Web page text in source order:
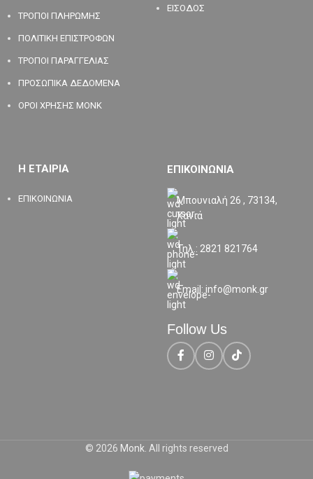
ΤΡΟΠΟΙ ΠΛΗΡΩΜΗΣ
ΠΟΛΙΤΙΚΗ ΕΠΙΣΤΡΟΦΩΝ
ΤΡΟΠΟΙ ΠΑΡΑΓΓΕΛΙΑΣ
ΠΡΟΣΩΠΙΚΑ ΔΕΔΟΜΕΝΑ
ΟΡΟΙ ΧΡΗΣΗΣ MONK
ΕΙΣΟΔΟΣ
Η ΕΤΑΙΡΙΑ
ΕΠΙΚΟΙΝΩΝΙΑ
ΕΠΙΚΟΙΝΩΝΙΑ
Μπουνιαλή 26 , 73134,
Χανιά
Τηλ.: 2821 821764
Email: info@monk.gr
Follow Us
© 2026 Monk . All rights reserved